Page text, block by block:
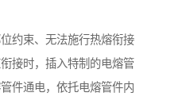
约束、无法施行热熔衔接
接时，插入特制的电熔管
件通电，依托电熔管件内